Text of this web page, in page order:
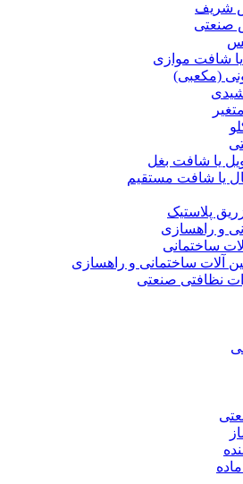
شریف
صنعتی
شافت موازی
(مکعبی)
یا شافت بغل
یا شافت مستقیم
پلاستیک
و راهسازی
ساختمانی
آلات ساختمانی و راهسازی
نظافتی صنعتی